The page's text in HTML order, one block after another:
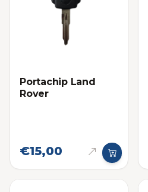
Portachip Land
Rover
€15,00